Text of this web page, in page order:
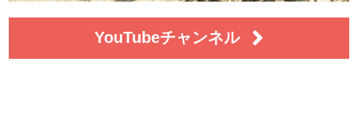
YouTubeチャンネル